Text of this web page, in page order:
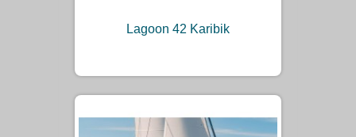
Lagoon 42 Karibik